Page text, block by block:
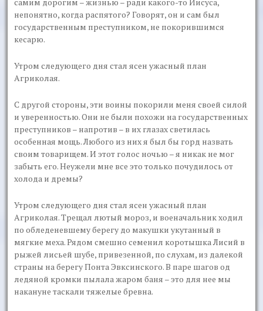
непонятно, когда распятого? Говорят, он и сам был
государственным преступником, не покорившимся
кесарю.
Утром следующего дня стал ясен ужасный план
Агриколая.
С другой стороны, эти воины покорили меня своей силой
и уверенностью. Они не были похожи на государственных
преступников – напротив – в их глазах светилась
особенная мощь. Любого из них я был бы горд назвать
своим товарищем. И этот голос ночью – я никак не мог
забыть его. Неужели мне все это только почудилось от
холода и дремы?
Утром следующего дня стал ясен ужасный план
Агриколая. Трещал лютый мороз, и военачальник ходил
по обледеневшему берегу до макушки укутанный в
мягкие меха. Рядом смешно семенил коротышка Лисий в
рыжей лисьей шубе, привезенной, по слухам, из далекой
страны на берегу Понта Эвксинского. В паре шагов од
ледяной кромки пылала жаром баня – это для нее мы
накануне таскали тяжелые бревна.